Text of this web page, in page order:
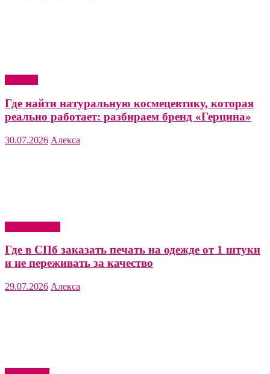
Где найти натуральную космецевтику, которая
реально работает: разбираем бренд «Герцина»
30.07.2026 Алекса
Где в СПб заказать печать на одежде от 1 штуки
и не переживать за качество
29.07.2026 Алекса